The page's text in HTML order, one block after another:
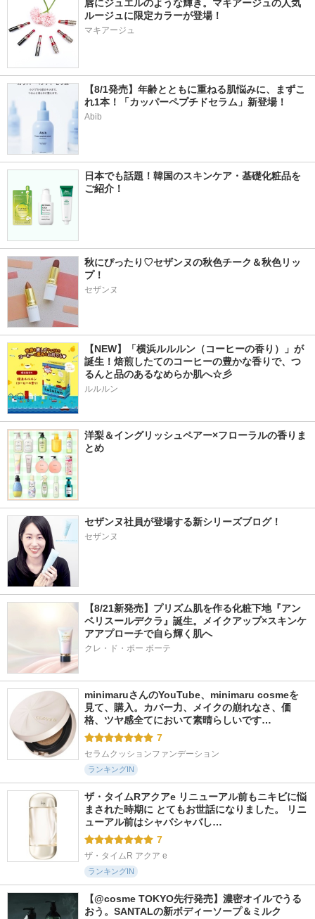
唇にジュエルのような輝き。マキアージュの人気
ルージュに限定カラーが登場！
マキアージュ
【8/1発売】年齢とともに重ねる肌悩みに、まずこ
れ1本！「カッパーペプチドセラム」新登場！
Abib
日本でも話題！韓国のスキンケア・基礎化粧品を
ご紹介！
秋にぴったり♡セザンヌの秋色チーク＆秋色リッ
プ！
セザンヌ
【NEW】「横浜ルルルン（コーヒーの香り）」が
誕生！焙煎したてのコーヒーの豊かな香りで、つ
るんと品のあるなめらか肌へ☆彡
ルルルン
洋梨＆イングリッシュペアー×フローラルの香りま
とめ
セザンヌ社員が登場する新シリーズブログ！
セザンヌ
【8/21新発売】プリズム肌を作る化粧下地『アン
ベリスールデクラ』誕生。メイクアップ×スキンケ
アアプローチで自ら輝く肌へ
クレ・ド・ポー ボーテ
minimaruさんのYouTube、minimaru cosmeを
見て、購入。カバー力、メイクの崩れなさ、価
格、ツヤ感全てにおいて素晴らしいです…
7
セラムクッションファンデーション
ランキングIN
ザ・タイムRアクアe リニューアル前もニキビに悩
まされた時期に とてもお世話になりました。 リニ
ューアル前はシャバシャバし…
7
ザ・タイムR アクア e
ランキングIN
【@cosme TOKYO先行発売】濃密オイルでうる
おう。SANTALの新ボディーソープ＆ミルク